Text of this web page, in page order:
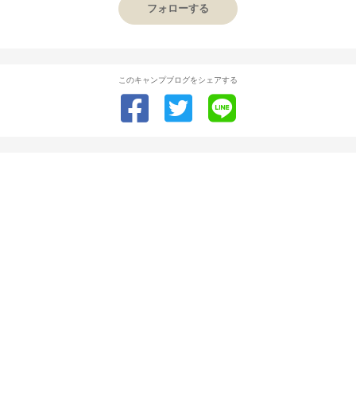
フォローする
このキャンプブログをシェアする